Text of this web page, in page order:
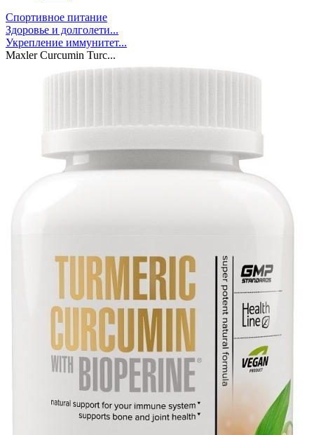
Спортивное питание
Здоровье и долголети...
Укрепление иммунитет...
Maxler Curcumin Turc...